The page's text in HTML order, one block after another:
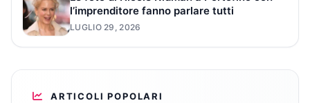
l’imprenditore fanno parlare tutti
LUGLIO 29, 2026
ARTICOLI POPOLARI